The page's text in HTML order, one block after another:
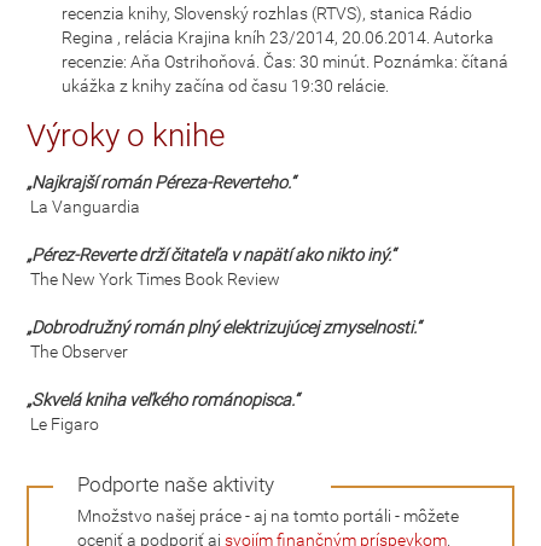
recenzia knihy, Slovenský rozhlas (RTVS), stanica Rádio
Regina , relácia Krajina kníh 23/2014, 20.06.2014. Autorka
recenzie: Aňa Ostrihoňová. Čas: 30 minút. Poznámka: čítaná
ukážka z knihy začína od času 19:30 relácie.
Výroky o knihe
„Najkrajší román Péreza-Reverteho.“
La Vanguardia
„Pérez-Reverte drží čitateľa v napätí ako nikto iný.“
The New York Times Book Review
„Dobrodružný román plný elektrizujúcej zmyselnosti.“
The Observer
„Skvelá kniha veľkého románopisca.“
Le Figaro
Podporte naše aktivity
Množstvo našej práce - aj na tomto portáli - môžete
oceniť a podporiť ajsvojím finančným príspevkom.